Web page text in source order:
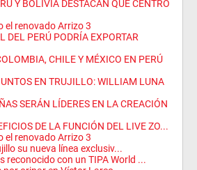
Y BOLIVIA DESTACAN QUE CENTRO
el renovado Arrizo 3
DEL PERÚ PODRÍA EXPORTAR
CHILE Y MÉXICO EN PERÚ
EN TRUJILLO: WILLIAM LUNA
SERÁN LÍDERES EN LA CREACIÓN
DE LA FUNCIÓN DEL LIVE ZO...
el renovado Arrizo 3
su nueva línea exclusiv...
reconocido con un TIPA World ...